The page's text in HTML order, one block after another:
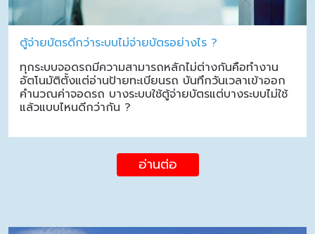
ตู้จ่ายบัตรดีกว่าระบบไม่จ่ายบัตรอย่างไร ?
ทุกระบบจอดรถมีความสามารถหลักไม่ต่างกันคือทำงาน
อัตโนมัติตั้งแต่อ่านป้ายทะเบียนรถ บันทึกวันเวลาเข้าออก
คำนวณค่าจอดรถ บางระบบใช้ตู้จ่ายบัตรแต่บางระบบไม่ใช้
แล้วแบบไหนดีกว่ากัน ?
อ่านต่อ